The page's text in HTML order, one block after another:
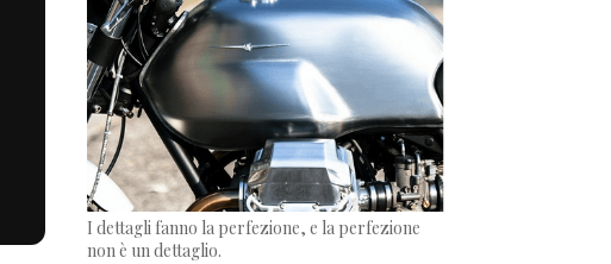
I dettagli fanno la perfezione, e la perfezione
non è un dettaglio.